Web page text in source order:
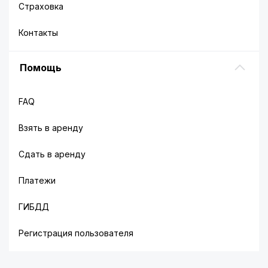
профильных фирм можно выделить следующие
Страховка
Контакты
Помощь
FAQ
Взять в аренду
Сдать в аренду
Платежи
ГИБДД
Регистрация пользователя